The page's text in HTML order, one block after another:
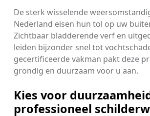
De sterk wisselende
Nederland eisen hun tol op uw
Zichtbaar bladderende verf en
leiden bijzonder snel tot
gecertificeerde vakman pakt deze
grondig en duurzaam voor u aan.
Kies voor
professioneel